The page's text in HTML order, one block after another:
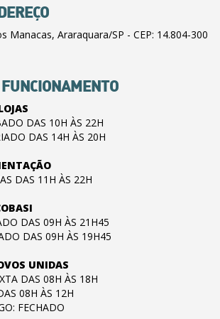
Manacas, Araraquara/SP - CEP: 14.804-300
DAS 10H ÀS 22H
DAS 14H ÀS 20H
DAS 11H ÀS 22H
DAS 09H ÀS 21H45
DAS 09H ÀS 19H45
UNIDAS
DAS 08H ÀS 18H
08H ÀS 12H
FECHADO